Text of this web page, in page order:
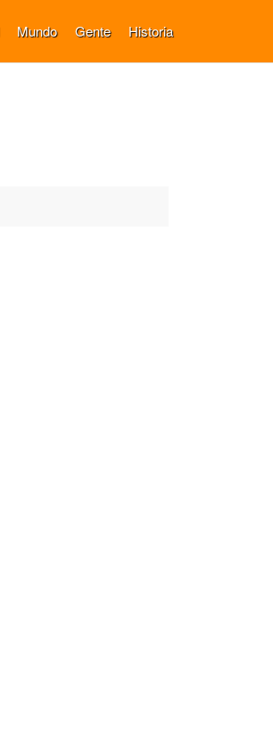
Mundo Gente Historia